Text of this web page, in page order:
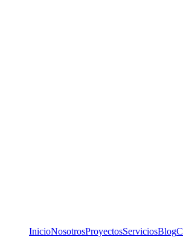
InicioNosotrosProyectosServiciosBlog